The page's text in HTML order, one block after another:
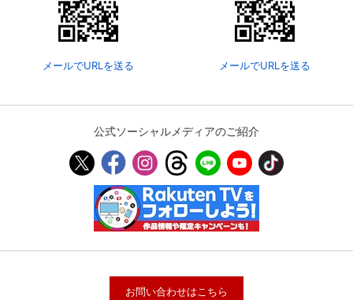
メールでURLを送る メールでURLを送る
公式ソーシャルメディアのご紹介
お問い合わせはこちら